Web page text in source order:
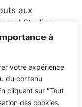
à
votre expérience
du contenu
cliquant sur "Tout
des cookies.
aux
Studios
après la